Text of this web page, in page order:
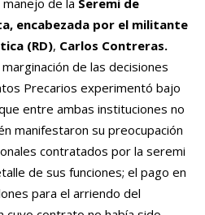
de la Seremi de
encabezada por el militante
(RD), Carlos Contreras.
de las decisiones
Precarios experimentó bajo
entre ambas instituciones no
manifestaron su preocupación
contratados por la seremi
de sus funciones; el pago en
para el arriendo del